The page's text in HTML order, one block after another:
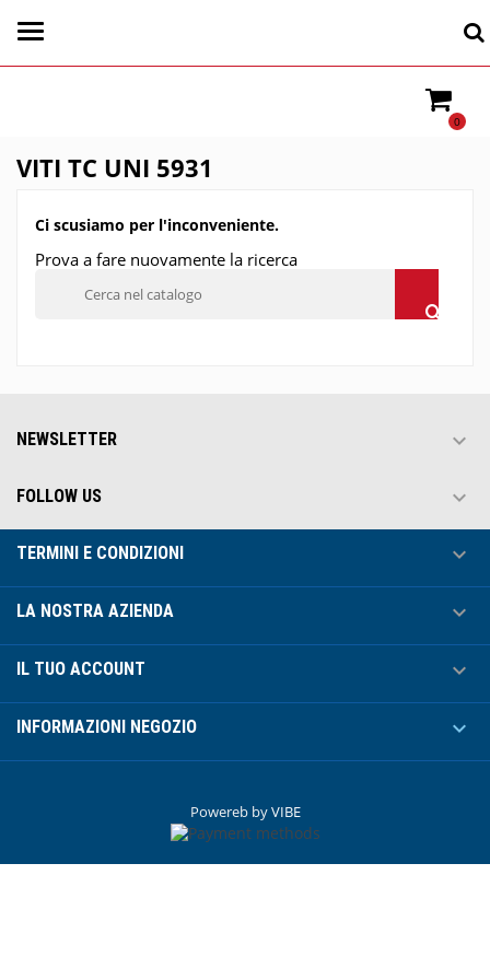
0
VITI TC UNI 5931
Ci scusiamo per l'inconveniente.
Prova a fare nuovamente la ricerca
NEWSLETTER 
FOLLOW US 
TERMINI E CONDIZIONI 
LA NOSTRA AZIENDA 
IL TUO ACCOUNT 
INFORMAZIONI NEGOZIO 
Powereb byVIBE